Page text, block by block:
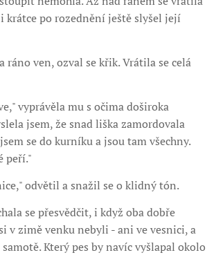
krátce po rozednění ještě slyšel její
ráno ven, ozval se křik. Vrátila se celá
vyprávěla mu s očima doširoka
jsem, že snad liška zamordovala
se do kurníku a jsou tam všechny.
peří."
odvětil a snažil se o klidný tón.
se přesvědčit, i když oba dobře
v zimě venku nebyli - ani ve vesnici, a
Který pes by navíc vyšlapal okolo